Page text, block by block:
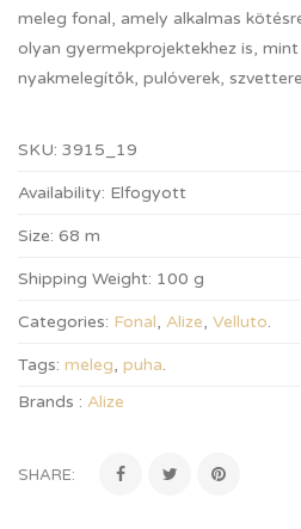
meleg fonal, amely alkalmas
olyan gyermekprojektekhez is, mint
nyakmelegítők, pulóverek,
SKU: 3915_19
Availability: Elfogyott
Size: 68 m
Shipping Weight: 100 g
Categories: Fonal, Alize, Velluto.
Tags: meleg, puha.
Brands : Alize
SHARE: